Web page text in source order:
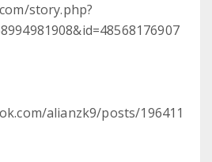
story.php?
alianzk9/posts/196411